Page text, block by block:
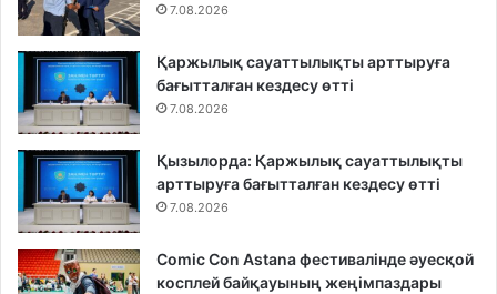
7.08.2026
Қаржылық сауаттылықты арттыруға
бағытталған кездесу өтті
7.08.2026
Қызылорда: Қаржылық сауаттылықты
арттыруға бағытталған кездесу өтті
7.08.2026
Comic Con Astana фестивалінде әуесқой
косплей байқауының жеңімпаздары